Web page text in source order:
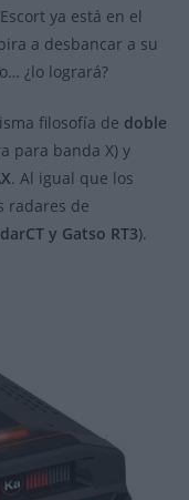
ya está en el
a desbancar a su
¿lo logrará?
filosofía de doble
para banda X) y
. Al igual que los
radares de
y Gatso RT3).